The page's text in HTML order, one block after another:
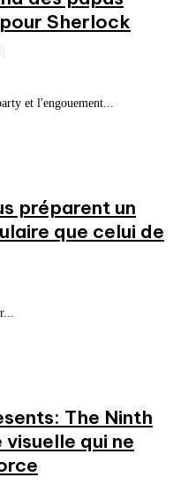
Sherlock
et l'engouement...
préparent un
que celui de
The Ninth
qui ne